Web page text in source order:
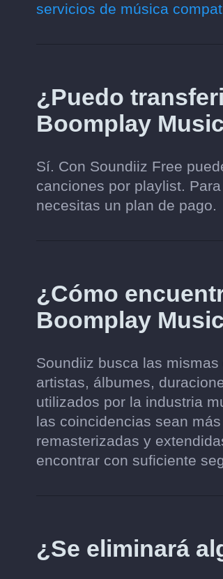
servicios de música
¿Puedo
Boomplay
Sí. Con Soundiiz Free
canciones por playlist.
necesitas un plan de pago.
¿Cómo
Boomplay
Soundiiz busca las
artistas, álbumes,
utilizados por la industria
las coincidencias sean
remasterizadas y
encontrar con suficiente
¿Se eliminará